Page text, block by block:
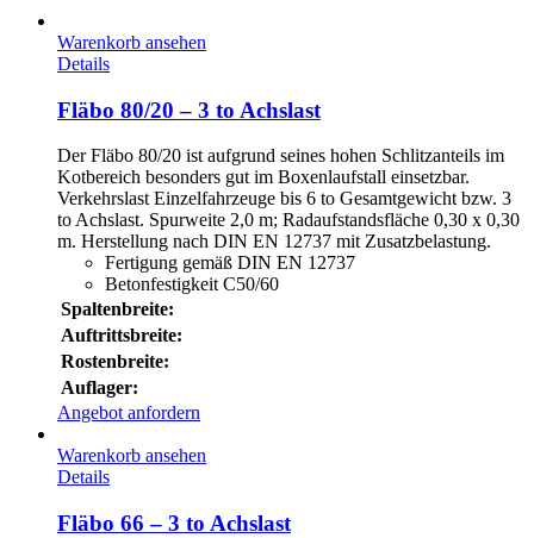
Warenkorb ansehen
Details
Fläbo 80/20 – 3 to Achslast
Der Fläbo 80/20 ist aufgrund seines hohen Schlitzanteils im
Kotbereich besonders gut im Boxenlaufstall einsetzbar.
Verkehrslast Einzelfahrzeuge bis 6 to Gesamtgewicht bzw. 3
to Achslast. Spurweite 2,0 m; Radaufstandsfläche 0,30 x 0,30
m. Herstellung nach DIN EN 12737 mit Zusatzbelastung.
Fertigung gemäß DIN EN 12737
Betonfestigkeit C50/60
Spaltenbreite:
Auftrittsbreite:
Rostenbreite:
Auflager:
Angebot anfordern
Warenkorb ansehen
Details
Fläbo 66 – 3 to Achslast